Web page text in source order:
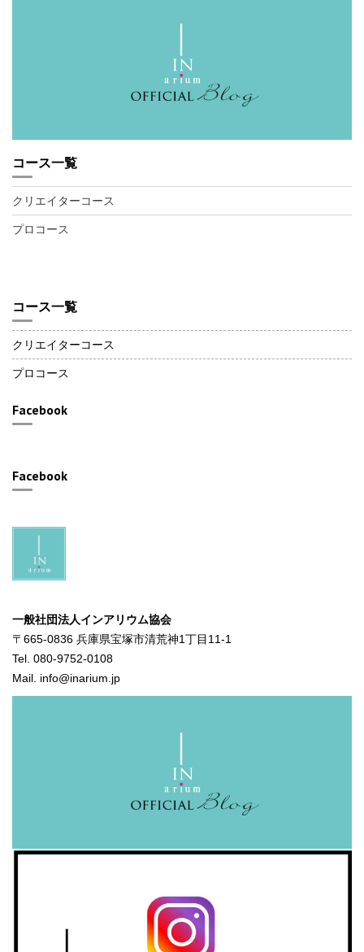
コース一覧
クリエイターコース
プロコース
コース一覧
クリエイターコース
プロコース
Facebook
Facebook
一般社団法人インアリウム協会
〒665-0836 兵庫県宝塚市清荒神1丁目11-1
Tel. 080-9752-0108
Mail. info@inarium.jp